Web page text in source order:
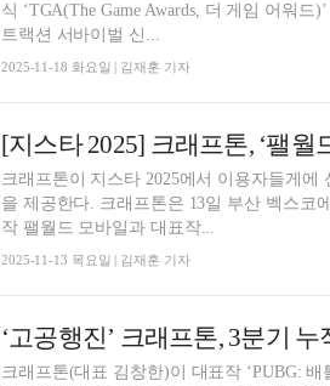
식 ‘TGA(The Game Awards, 더 게임 어워드)’ 수상을 노린다. 넥슨
트랙션 서바이벌 신...
2025-11-18 화요일 | 김재훈 기자
[지스타 2025] 크래프톤, ‘팰
크래프톤이 지스타 2025에서 이용자들게
을 제공한다. 크래프톤은 13일 부산 벡스코에서 개막한 국제 게임전시회 지스타 2025에서 신
작 팰월드 모바일과 대표작...
2025-11-13 목요일 | 김재훈 기자
‘고공행진’ 크래프톤, 3분기
크래프톤(대표 김창한)이 대표작 ‘PUBG: